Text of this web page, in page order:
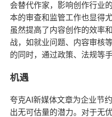
会替代作家，影响创作行业
本的审查和监管工作也显得
虽然提高了内容创作的效率
战，如就业问题、内容审核
的同时，通过政策、法规等
机遇
夸克AI新媒体文章为企业节
出无可估量的潜力。对于无